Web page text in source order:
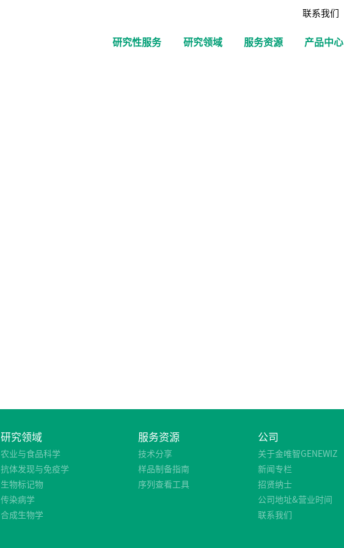
联系我们
研究性服务 研究领域 服务资源 产品中心
研究领域
农业与食品科学
抗体发现与免疫学
生物标记物
传染病学
合成生物学
服务资源
技术分享
样品制备指南
序列查看工具
公司
关于金唯智GENEWIZ
新闻专栏
招贤纳士
公司地址&营业时间
联系我们